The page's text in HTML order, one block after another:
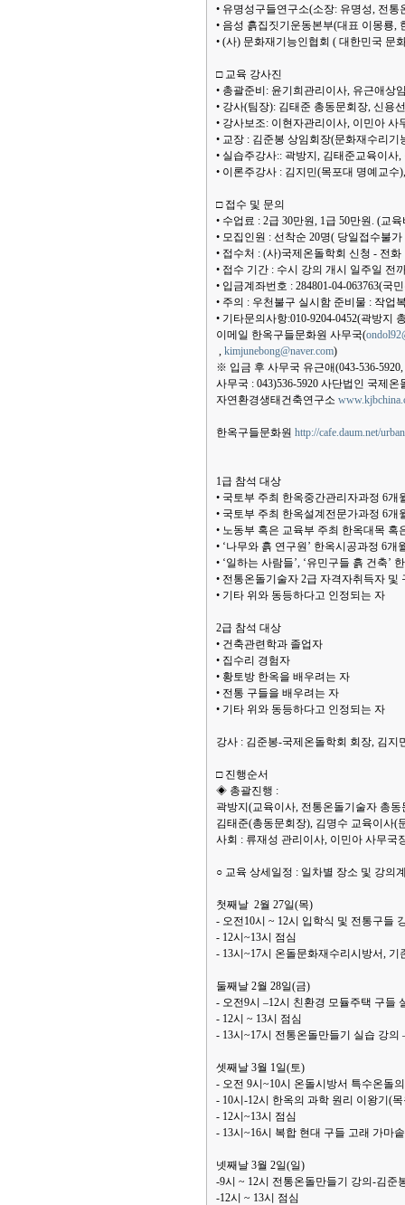
• 유명성구들연구소(소장: 유명성, 전통
• 음성 흙집짓기운동본부(대표 이몽룡,
• (사) 문화재기능인협회 ( 대한민국 문
□ 교육 강사진
• 총괄준비: 윤기희관리이사, 유근애상
• 강사(팀장): 김태준 총동문회장, 신용
• 강사보조: 이현자관리이사, 이민아 사
• 교장 : 김준봉 상임회장(문화재수리
• 실습주강사:: 곽방지, 김태준교육이
• 이론주강사 : 김지민(목포대 명예교
□ 접수 및 문의
• 수업료 : 2급 30만원, 1급 50만원. (교
• 모집인원 : 선착순 20명( 당일접수불
• 접수처 : (사)국제온돌학회 신청 - 전화
• 접수 기간 : 수시 강의 개시 일주일 전
• 입금계좌번호 : 284801-04-063763(국
• 주의 : 우천불구 실시함 준비물 : 작업
• 기타문의사항:010-9204-0452(곽방지
이메일 한옥구들문화원 사무국(
, kimjunebong@naver.com)
※ 입금 후 사무국 유근애(043-536-
사무국 : 043)536-5920 사단법인 국제
자연환경생태건축연구소
한옥구들문화원 http://cafe.daum.net/
1급 참석 대상
• 국토부 주최 한옥중간관리자과정 6개
• 국토부 주최 한옥설계전문가과정 6개
• 노동부 혹은 교육부 주최 한옥대목
• ‘나무와 흙 연구원’ 한옥시공과정 6개
• ‘일하는 사람들’, ‘유민구들 흙 건축’
• 전통온돌기술자 2급 자격자취득자
• 기타 위와 동등하다고 인정되는 자
2급 참석 대상
• 건축관련학과 졸업자
• 집수리 경험자
• 황토방 한옥을 배우려는 자
• 전통 구들을 배우려는 자
• 기타 위와 동등하다고 인정되는 자
강사 : 김준봉-국제온돌학회 회장, 김
□ 진행순서
◈ 총괄진행 :
곽방지(교육이사, 전통온돌기술자 총
김태준(총동문회장), 김명수 교육이사(
사회 : 류재성 관리이사, 이민아 사무국
○ 교육 상세일정 : 일차별 장소 및 강의
첫째날 2월 27일(목)
- 오전10시 ~ 12시 입학식 및 전통구들
- 12시~13시 점심
- 13시~17시 온돌문화재수리시방서,
둘째날 2월 28일(금)
- 오전9시 –12시 친환경 모듈주택 구들
- 12시 ~ 13시 점심
- 13시~17시 전통온돌만들기 실습 강의
셋째날 3월 1일(토)
- 오전 9시~10시 온돌시방서 특수온돌
- 10시-12시 한옥의 과학 원리 이왕기(
- 12시~13시 점심
- 13시~16시 복합 현대 구들 고래 가마
넷째날 3월 2일(일)
-9시 ~ 12시 전통온돌만들기 강의-김준
-12시 ~ 13시 점심